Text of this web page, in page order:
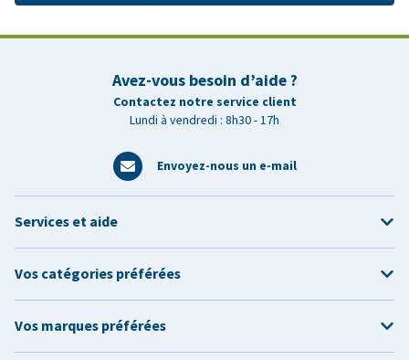
Avez-vous besoin d’aide ?
Contactez notre service client
Lundi à vendredi : 8h30 - 17h
Envoyez-nous un e-mail
Services et aide
Vos catégories préférées
Vos marques préférées